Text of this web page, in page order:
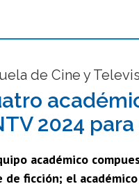
de Cine y
2024
académico
de ficción; el